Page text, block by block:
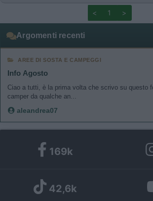
< 1 >
Argomenti recenti
AREE DI SOSTA E CAMPEGGI
Info Agosto
Ciao a tutti, è la prima volta che scrivo su questo
camper da qualche an...
aleandrea07
169k
42,6k